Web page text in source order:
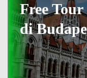
Free
di